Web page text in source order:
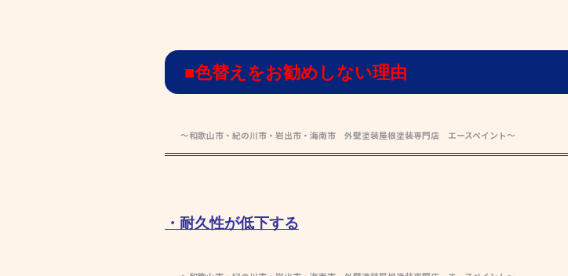
■色替えをお勧めしない理由
～和歌山市・紀の川市・岩出市・海南市 外壁塗装屋根塗装専門店 エースペイント～
・耐久性が低下する